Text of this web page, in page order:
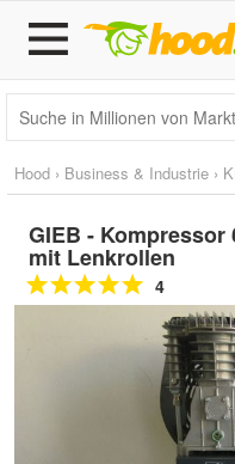
Hood › Business & Industrie ›
GIEB - Kompressor
mit Lenkrollen
4